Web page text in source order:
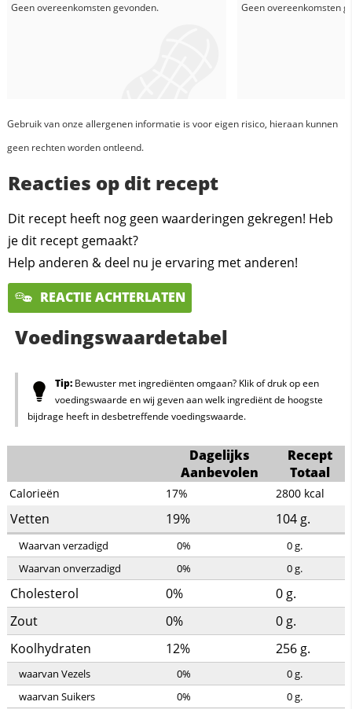
Geen overeenkomsten gevonden. Geen overeenkomsten
Gebruik van onze allergenen informatie is voor eigen risico, hieraan kunnen
geen rechten worden ontleend.
Reacties op dit recept
Dit recept heeft nog geen waarderingen gekregen! Heb
je dit recept gemaakt?
Help anderen & deel nu je ervaring met anderen!
REACTIE ACHTERLATEN
Voedingswaardetabel
Tip:Bewuster met ingrediënten omgaan? Klik of druk op een
voedingswaarde en wij geven aan welk ingrediënt de hoogste
bijdrage heeft in desbetreffende voedingswaarde.
Dagelijks
Aanbevolen
Recept
Totaal
Calorieën 17% 2800 kcal
Vetten 19% 104 g.
Waarvan verzadigd 0% 0g.
Waarvan onverzadigd
0% 0g.
Cholesterol 0% 0 g.
Zout
0% 0 g.
Koolhydraten
12% 256 g.
waarvan Vezels 0% 0g.
waarvan Suikers
0% 0g.